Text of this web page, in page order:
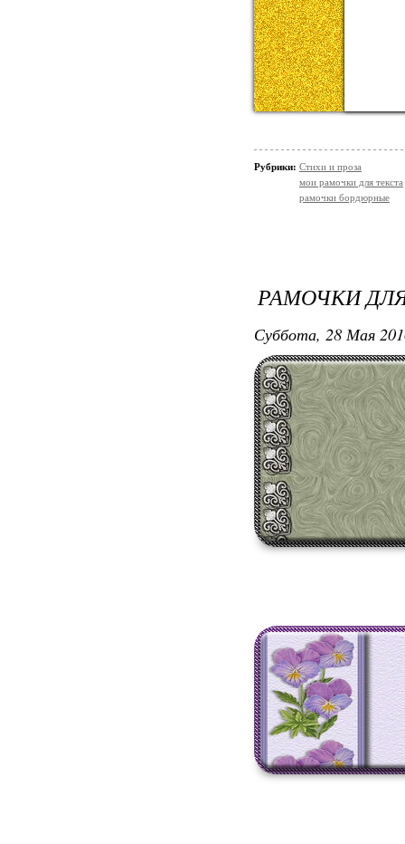
Рубрики: Стихи и проза
мои рамочки для текста
рамочки бордюрные
РАМОЧКИ
Суббота, 28 Мая